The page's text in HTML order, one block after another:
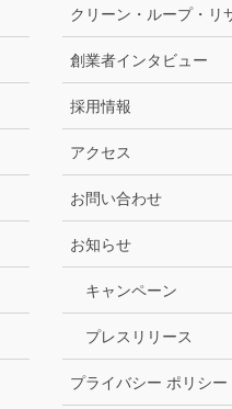
クリーン・ループ・リ
創業者インタビュー
採用情報
アクセス
お問い合わせ
お知らせ
キャンペーン
プレスリリース
プライバシー ポリシー